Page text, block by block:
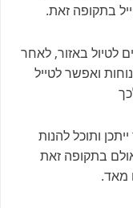
בתקופה זאת.
לטיול באזור, לאחר
ואפשר לטייל
ותוכל להנות
בתקופה זאת
מאד.